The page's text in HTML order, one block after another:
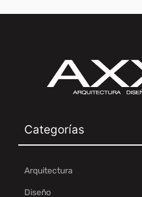
Categorías
Arquitectura
Diseño